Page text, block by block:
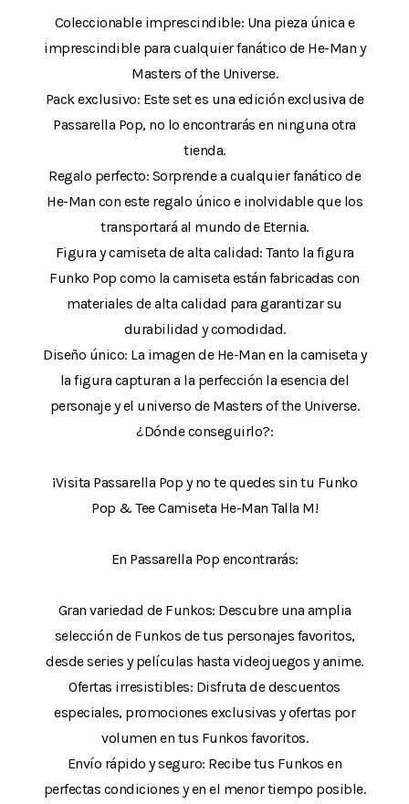
Coleccionable imprescindible: Una pieza única e
imprescindible para cualquier fanático de He-Man y
Masters of the Universe.
Pack exclusivo: Este set es una edición exclusiva de
Passarella Pop, no lo encontrarás en ninguna otra
tienda.
Regalo perfecto: Sorprende a cualquier fanático de
He-Man con este regalo único e inolvidable que los
transportará al mundo de Eternia.
Figura y camiseta de alta calidad: Tanto la figura
Funko Pop como la camiseta están fabricadas con
materiales de alta calidad para garantizar su
durabilidad y comodidad.
Diseño único: La imagen de He-Man en la camiseta y
la figura capturan a la perfección la esencia del
personaje y el universo de Masters of the Universe.
¿Dónde conseguirlo?:
¡Visita Passarella Pop y no te quedes sin tu Funko
Pop & Tee Camiseta He-Man Talla M!
En Passarella Pop encontrarás:
Gran variedad de Funkos: Descubre una amplia
selección de Funkos de tus personajes favoritos,
desde series y películas hasta videojuegos y anime.
Ofertas irresistibles: Disfruta de descuentos
especiales, promociones exclusivas y ofertas por
volumen en tus Funkos favoritos.
Envío rápido y seguro: Recibe tus Funkos en
perfectas condiciones y en el menor tiempo posible.